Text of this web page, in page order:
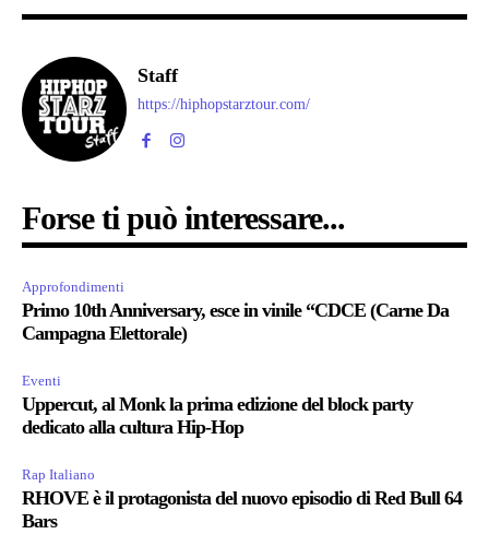
Staff
https://hiphopstarztour.com/
Forse ti può interessare...
Approfondimenti
Primo 10th Anniversary, esce in vinile “CDCE (Carne Da
Campagna Elettorale)
Eventi
Uppercut, al Monk la prima edizione del block party
dedicato alla cultura Hip-Hop
Rap Italiano
RHOVE è il protagonista del nuovo episodio di Red Bull 64
Bars